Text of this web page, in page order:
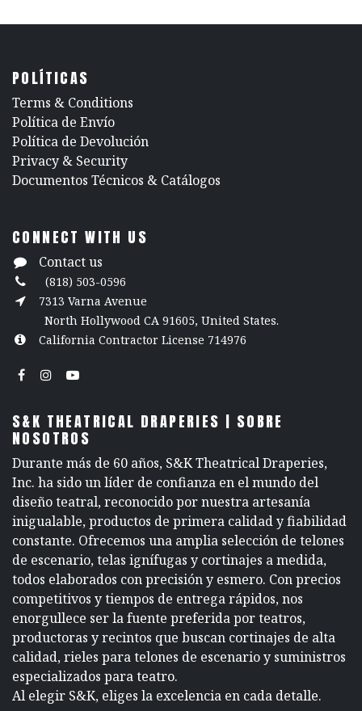
POLÍTICAS
​Terms & Conditions
Política de Envío
Política de Devolución
​Privacy & Security
​Documentos Técnicos & Catálogos
CONNECT WITH US
Contact us
(818) 503-0596
7313 Varna Avenue
North Hollywood CA 91605, United States.
California Contractor License 714976
S&K THEATRICAL DRAPERIES | SOBRE
NOSOTROS
Durante más de 60 años, S&K Theatrical Draperies,
Inc. ha sido un líder de confianza en el mundo del
diseño teatral, reconocido por nuestra artesanía
inigualable, productos de primera calidad y fiabilidad
constante. Ofrecemos una amplia selección de telones
de escenario, telas ignífugas y cortinajes a medida,
todos elaborados con precisión y esmero. Con precios
competitivos y tiempos de entrega rápidos, nos
enorgullece ser la fuente preferida por teatros,
productoras y recintos que buscan cortinajes de alta
calidad, rieles para telones de escenario y suministros
especializados para teatro.
Al elegir S&K, eliges la excelencia en cada detalle.